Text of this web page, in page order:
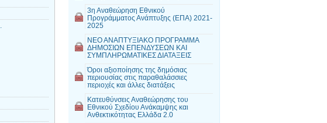
3η Αναθεώρηση Εθνικού
Προγράμματος Ανάπτυξης (ΕΠΑ) 2021-
2025
ΝΕΟ ΑΝΑΠΤΥΞΙΑΚΟ ΠΡΟΓΡΑΜΜΑ
ΔΗΜΟΣΙΩΝ ΕΠΕΝΔΥΣΕΩΝ ΚΑΙ
ΣΥΜΠΛΗΡΩΜΑΤΙΚΕΣ ΔΙΑΤΑΞΕΙΣ
Όροι αξιοποίησης της δημόσιας
περιουσίας στις παραθαλάσσιες
περιοχές και άλλες διατάξεις
Κατευθύνσεις Αναθεώρησης του
Εθνικού Σχεδίου Ανάκαμψης και
Ανθεκτικότητας Ελλάδα 2.0